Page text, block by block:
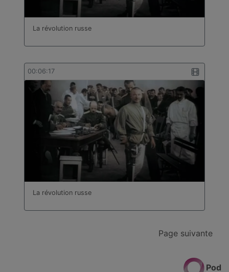
La révolution russe
00:06:17
La révolution russe
Page suivante
Pod